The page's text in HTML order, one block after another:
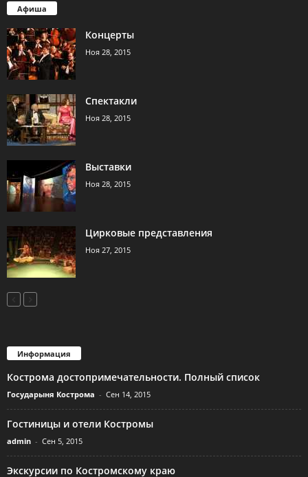
Афиша
Концерты
Ноя 28, 2015
Спектакли
Ноя 28, 2015
Выставки
Ноя 28, 2015
Цирковые представления
Ноя 27, 2015
Информация
Кострома достопримечательности. Полный список
Государыня Кострома - Сен 14, 2015
Гостиницы и отели Костромы
admin - Сен 5, 2015
Экскурсии по Костромскому краю